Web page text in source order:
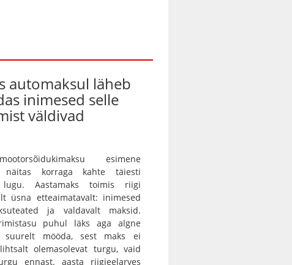
automaksul läheb
inimesed selle
väldivad
esimene
näitas korraga kahte täiesti
lugu. Aastamaks toimis riigi
üsna etteaimatavalt: inimesed
ja valdavalt maksid.
puhul läks aga algne
suurelt mööda, sest maks ei
olemasolevat turgu, vaid
ennast. aasta riigieelarves